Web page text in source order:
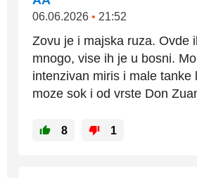
06.06.2026 • 21:52
Zovu je i majska ruza. Ovde
mnogo, vise ih je u bosni.
intenzivan miris i male tanke
moze sok i od vrste Don
8 1